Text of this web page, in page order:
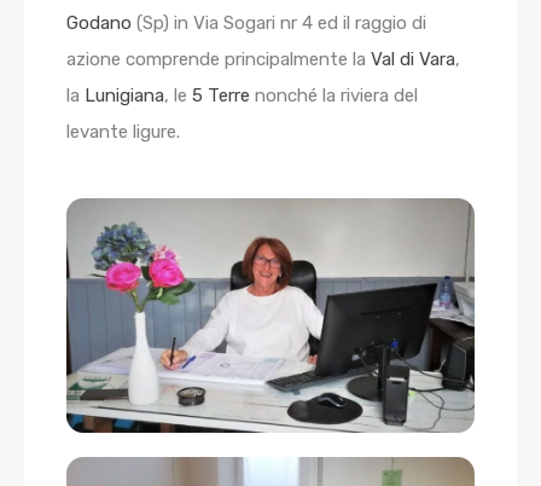
Godano (Sp) in Via Sogari nr 4 ed il raggio di
azione comprende principalmente la Val di Vara,
la Lunigiana, le 5 Terre nonché la riviera del
levante ligure.